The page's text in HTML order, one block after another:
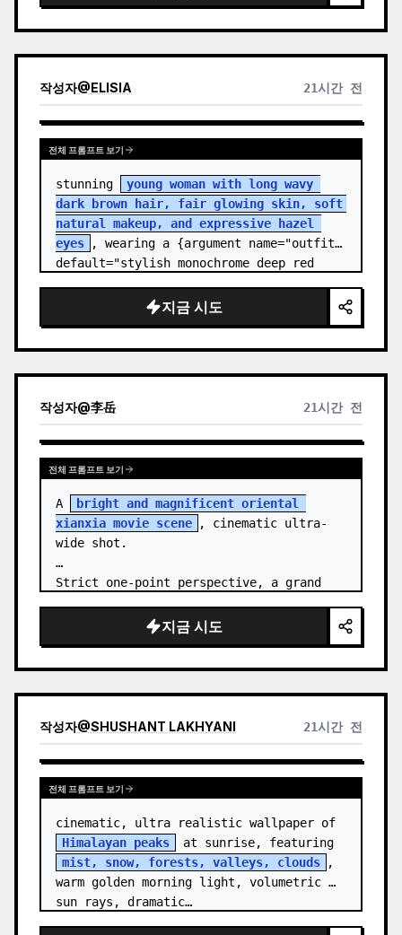
작성자@ELISIA 21시간 전
전체 프롬프트 보기
stunning
young woman with long wavy
dark brown hair, fair glowing skin, soft
natural makeup, and expressive hazel
eyes
, wearing a {argument name="outfit"
default="stylish monochrome deep red
지금 시도
작성자@李岳 21시간 전
전체 프롬프트 보기
A
bright and magnificent oriental
xianxia movie scene
, cinematic ultra-
wide shot.
Strict one-point perspective, a grand
golden jade, passing through the sea of
clouds from the bottom…
지금 시도
작성자@SHUSHANT LAKHYANI 21시간 전
전체 프롬프트 보기
Himalayan peaks
mist, snow, forests, valleys, clouds
,
warm golden morning light, volumetric
sun rays, dramatic…